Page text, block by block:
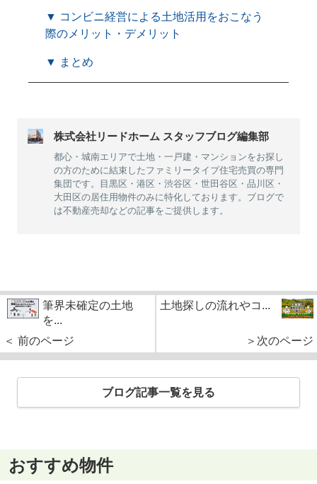
▼ コンビニ経営による土地活用をおこなう
際のメリット・デメリット
▼ まとめ
株式会社リードホーム スタッフブログ編集部
都心・城南エリアで土地・一戸建・マンションをお探し
の方のために結束したファミリータイプ住宅売買の専門
集団です。目黒区・港区・渋谷区・世田谷区・品川区・
大田区の居住用物件のみに特化しております。ブログで
は不動産売却などの記事をご提供します。
筆界未確定の土地
を...
＜ 前のページ
土地探しの流れやコ...
＞次のページ
ブログ記事一覧を見る
おすすめ物件